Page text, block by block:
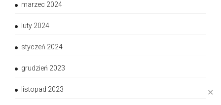
✕
marzec 2024
luty 2024
styczeń 2024
grudzień 2023
listopad 2023